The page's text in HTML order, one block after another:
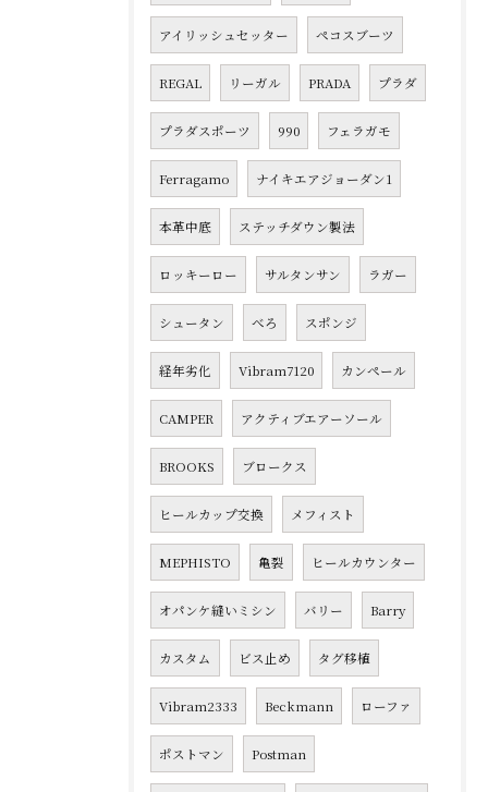
アイリッシュセッター ペコスブーツ
REGAL リーガル PRADA プラダ
プラダスポーツ 990 フェラガモ
Ferragamo ナイキエアジョーダン1
本革中底 ステッチダウン製法
ロッキーロー サルタンサン ラガー
シュータン べろ スポンジ
経年劣化 Vibram7120 カンペール
CAMPER アクティブエアーソール
BROOKS ブロークス
ヒールカップ交換 メフィスト
MEPHISTO 亀裂 ヒールカウンター
オパンケ縫いミシン バリー Barry
カスタム ビス止め タグ移植
Vibram2333 Beckmann ローファ
ポストマン Postman